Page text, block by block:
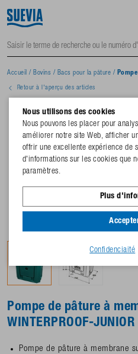
Accueil / Bovins / Bacs pour la pâture /
Retour à l'aperçu des articles
Pompe de pâture à
WINTERPROOF-JUNIOR
Pompe de pâture à membrane
Nous utilisons des cookies
Nous pouvons les placer pour
améliorer notre site Web, afficher
offrir une excellente expérience de
d'informations sur les cookies que
paramètres.
Plus
Confidenciaité